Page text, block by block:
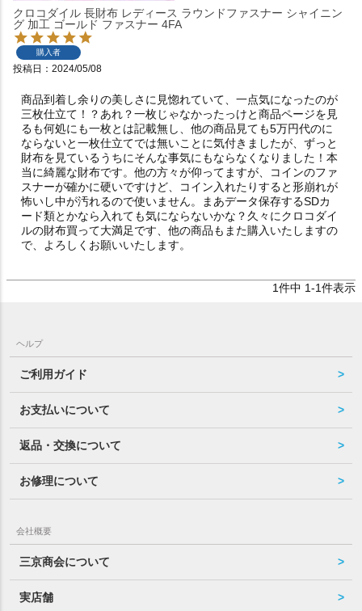
クロコダイル 長財布 レディース ラウンドファスナー シャイニン
グ 加工 ゴールド ファスナー 4FA
購入者
投稿日 2024/05/08
商品到着し余りの美しさに見惚れていて、一点気になったのが
三枚仕立て！？あれ？一枚じゃなかったっけと商品ページを見
るも何処にも一枚とは記載無し、他の商品見ても5万円代のに
ならないと一枚仕立てでは無いことに気付きましたが、ずっと
財布を見ているうちにそんな事気にもならなくなりました！本
当に綺麗な財布です。他の方々が仰ってますが、コインのファ
スナーが確かに硬いですけど、コイン入れたりすると形崩れが
怖いし中が汚れるので使いません。まあデータ保存するSDカ
ード類とかなら入れても気にならないかな？久々にクロコダイ
ルの財布買って大満足です、他の商品もまた購入いたしますの
で、よろしくお願いいたします。
1件中 1-1件表示
ヘルプ
ご利用ガイド
お支払いについて
返品・交換について
お修理について
会社概要
三京商会について
実店舗